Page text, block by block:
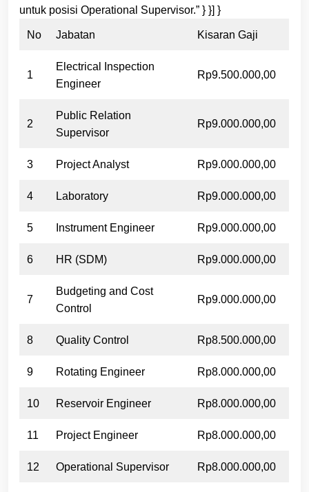
untuk posisi Operational Supervisor.” } }] }
No Jabatan Kisaran Gaji
1
Electrical Inspection
Engineer
Rp9.500.000,00
2
Public Relation
Supervisor
Rp9.000.000,00
3 Project Analyst Rp9.000.000,00
4 Laboratory Rp9.000.000,00
5 Instrument Engineer Rp9.000.000,00
6 HR (SDM) Rp9.000.000,00
7
Budgeting and Cost
Control
Rp9.000.000,00
8 Quality Control Rp8.500.000,00
9 Rotating Engineer Rp8.000.000,00
10 Reservoir Engineer Rp8.000.000,00
11 Project Engineer Rp8.000.000,00
12 Operational Supervisor Rp8.000.000,00